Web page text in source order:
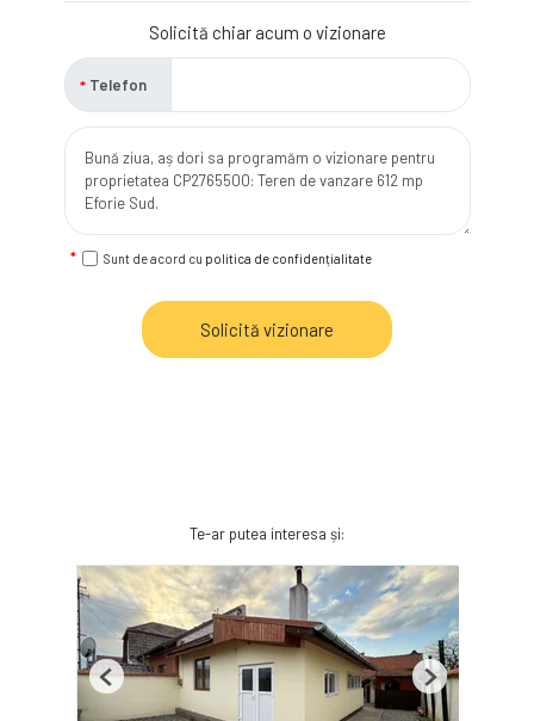
Solicită chiar acum o vizionare
Telefon
Sunt de acord cu politica de confidențialitate
Solicită vizionare
Te-ar putea interesa și:
Previous Next